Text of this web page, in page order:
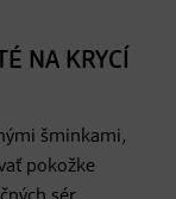
NA KRYCÍ
šminkami,
pokožke